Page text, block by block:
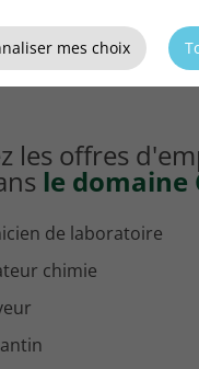
en chimie et
de laboratoire Rennes
les offres
le domaine
de laboratoire
chimie
mes choix